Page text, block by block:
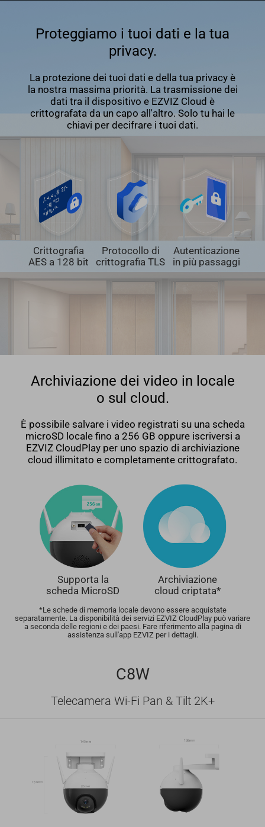
Proteggiamo i tuoi dati e la tua
privacy.
La protezione dei tuoi dati e della tua privacy è
la nostra massima priorità. La trasmissione dei
dati tra il dispositivo e EZVIZ Cloud è
crittografata da un capo all'altro. Solo tu hai le
chiavi per decifrare i tuoi dati.
Crittografia
AES a 128 bit
Protocollo di
crittografia TLS
Autenticazione
in più passaggi
Archiviazione dei video in locale
o sul cloud.
È possibile salvare i video registrati su una scheda
microSD locale fino a 256 GB oppure iscriversi a
EZVIZ CloudPlay per uno spazio di archiviazione
cloud illimitato e completamente crittografato.
Supporta la
scheda MicroSD
Archiviazione
cloud criptata*
*Le schede di memoria locale devono essere acquistate
separatamente. La disponibilità dei servizi EZVIZ CloudPlay può variare
a seconda delle regioni e dei paesi. Fare riferimento alla pagina di
assistenza sull'app EZVIZ per i dettagli.
C8W
Telecamera Wi-Fi Pan & Tilt 2K+